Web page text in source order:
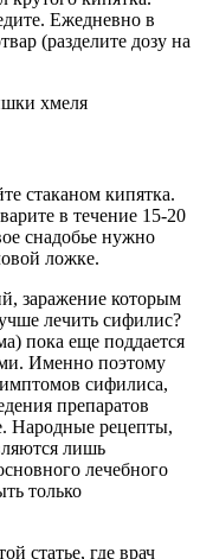
Ежедневно в
(разделите дозу на
стаканом кипятка.
в течение 15-20
снадобье нужно
ложке.
заражение которым
лечить сифилис?
пока еще поддается
Именно поэтому
сифилиса,
препаратов
Народные рецепты,
лишь
лечебного
только
статье, где врач